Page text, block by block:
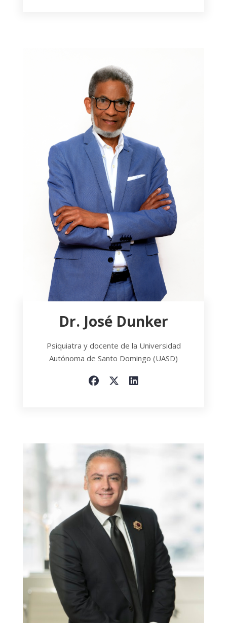
Dr. José Dunker
Psiquiatra y docente de la Universidad
Autónoma de Santo Domingo (UASD)